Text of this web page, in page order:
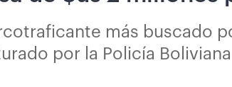
más buscado
por la Policía Boliviana